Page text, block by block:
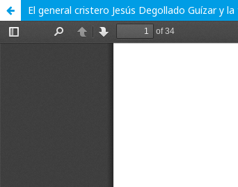
El general cristero Jesús Degollado Guízar y